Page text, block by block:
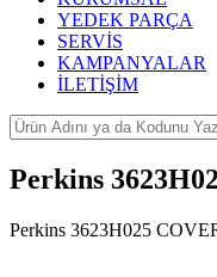
YEDEK PARÇA
SERVİS
KAMPANYALAR
İLETİŞİM
Perkins
Perkins 3623H025